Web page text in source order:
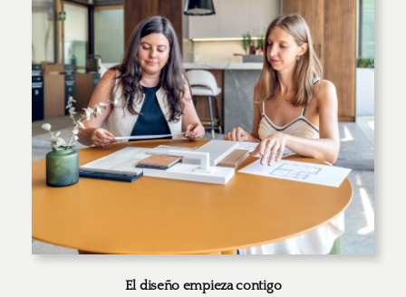
El diseño empieza contigo